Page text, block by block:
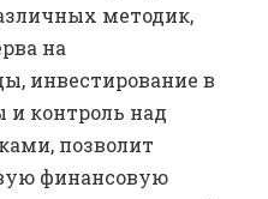
методик,
на
инвестирование в
и контроль над
позволит
финансовую